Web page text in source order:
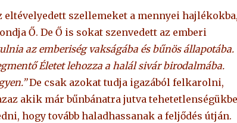
eltévelyedett szellemeket a mennyei
Ő. De Ő is sokat szenvedett az emberi
az emberiség vakságába és bűnös állapotába.
Életet lehozza a halál sivár birodalmába.
De csak azokat tudja igazából felkarolni,
akik már bűnbánatra jutva
hogy tovább haladhassanak a feljődés útján.